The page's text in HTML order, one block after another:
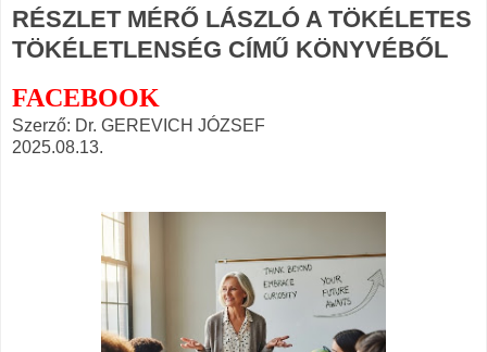
RÉSZLET MÉRŐ LÁSZLÓ A TÖKÉLETES
TÖKÉLETLENSÉG CÍMŰ KÖNYVÉBŐL
FACEBOOK
Szerző: Dr. GEREVICH JÓZSEF
2025.08.13.